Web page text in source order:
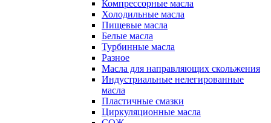
Компрессорные масла
Холодильные масла
Пищевые масла
Белые масла
Турбинные масла
Разное
Масла для направляющих скольжения
Индустриальные нелегированные
масла
Пластичные смазки
Циркуляционные масла